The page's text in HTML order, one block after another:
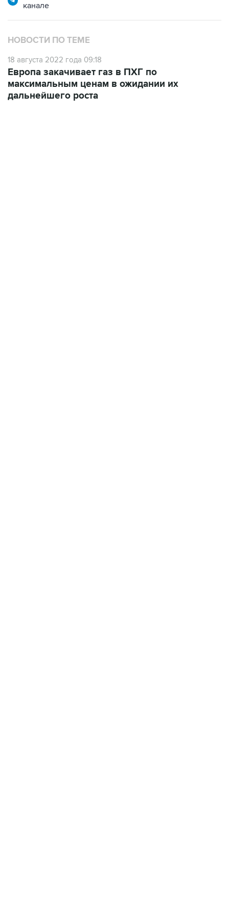
канале
НОВОСТИ ПО ТЕМЕ
18 августа 2022 года 09:18
Европа закачивает газ в ПХГ по
максимальным ценам в ожидании их
дальнейшего роста